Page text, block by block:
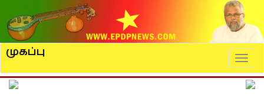
முகப்பு